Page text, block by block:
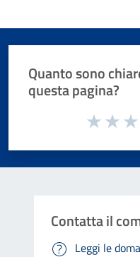
Quanto sono
questa pagina?
Valuta da 1 a 5 stelle la
Contatta il
Leggi le